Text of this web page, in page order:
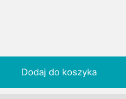
Dodaj do koszyka